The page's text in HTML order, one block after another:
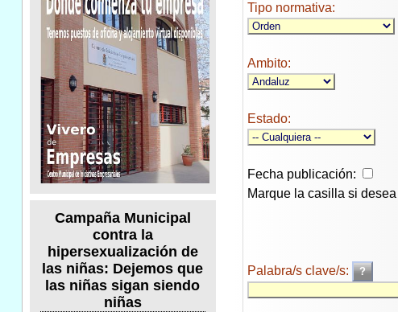
Campaña Municipal
contra la
hipersexualización de
las niñas: Dejemos que
las niñas sigan siendo
niñas
Tipo normativa:
Ambito:
Estado:
Fecha publicación:
Marque la casilla si
Palabra/s clave/s: